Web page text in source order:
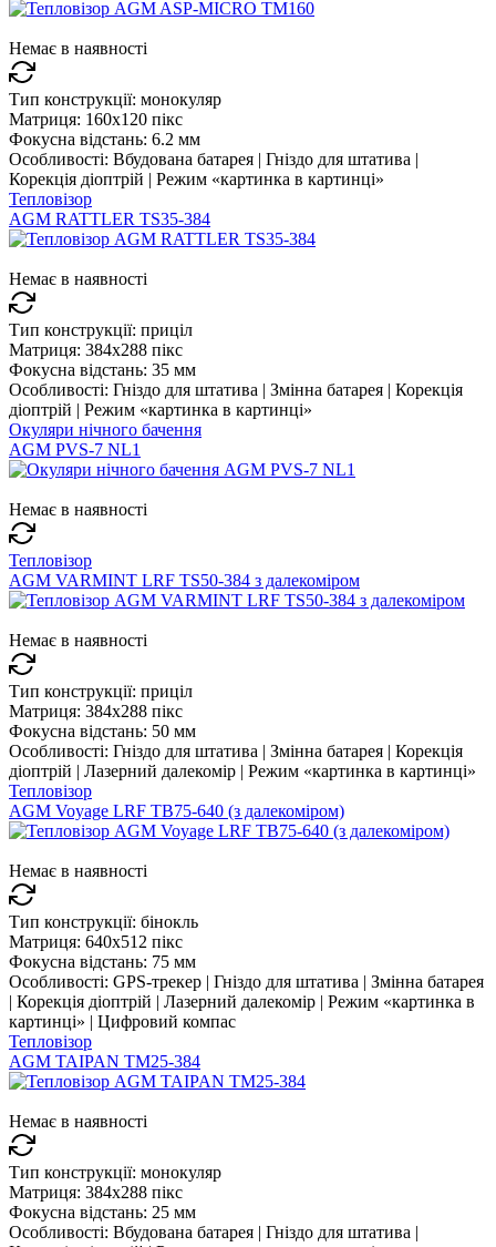
Немає в наявності
Тип конструкції: монокуляр
Матриця: 160x120 пікс
Фокусна відстань: 6.2 мм
Особливості: Вбудована батарея | Гніздо для штатива |
Корекція діоптрій | Режим «картинка в картинці»
Тепловізор
AGM RATTLER TS35-384
Немає в наявності
Тип конструкції: приціл
Матриця: 384x288 пікс
Фокусна відстань: 35 мм
Особливості: Гніздо для штатива | Змінна батарея | Корекція
діоптрій | Режим «картинка в картинці»
Окуляри нічного бачення
AGM PVS-7 NL1
Немає в наявності
Тепловізор
AGM VARMINT LRF TS50-384 з далекоміром
Немає в наявності
Тип конструкції: приціл
Матриця: 384x288 пікс
Фокусна відстань: 50 мм
Особливості: Гніздо для штатива | Змінна батарея | Корекція
діоптрій | Лазерний далекомір | Режим «картинка в картинці»
Тепловізор
AGM Voyage LRF TB75-640 (з далекоміром)
Немає в наявності
Тип конструкції: бінокль
Матриця: 640x512 пікс
Фокусна відстань: 75 мм
Особливості: GPS-трекер | Гніздо для штатива | Змінна батарея
| Корекція діоптрій | Лазерний далекомір | Режим «картинка в
картинці» | Цифровий компас
Тепловізор
AGM TAIPAN TM25-384
Немає в наявності
Тип конструкції: монокуляр
Матриця: 384x288 пікс
Фокусна відстань: 25 мм
Особливості: Вбудована батарея | Гніздо для штатива |